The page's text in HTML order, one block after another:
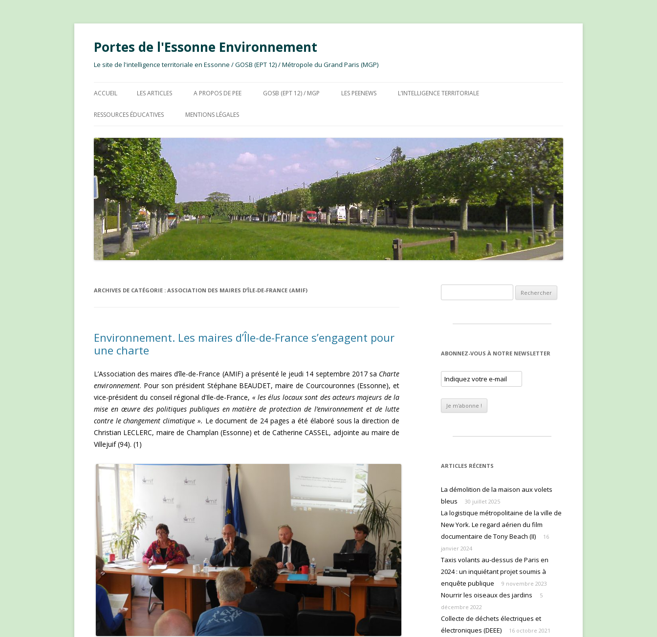
Portes de l'Essonne Environnement
Le site de l'intelligence territoriale en Essonne / GOSB (EPT 12) / Métropole du Grand Paris (MGP)
ACCUEIL LES ARTICLES A PROPOS DE PEE GOSB (EPT 12) / MGP LES PEENEWS L’INTELLIGENCE TERRITORIALE
RESSOURCES ÉDUCATIVES MENTIONS LÉGALES
ARCHIVES DE CATÉGORIE : ASSOCIATION DES MAIRES D’ÎLE-DE-FRANCE (AMIF)
Environnement. Les maires d’Île-de-France s’engagent pour
une charte
L’Association des maires d’île-de-France (AMIF) a présenté le jeudi 14 septembre 2017 sa Charte
environnement. Pour son président Stéphane BEAUDET, maire de Courcouronnes (Essonne), et
vice-président du conseil régional d’Ile-de-France, « les élus locaux sont des acteurs majeurs de la
mise en œuvre des politiques publiques en matière de protection de l’environnement et de lutte
contre le changement climatique ». Le document de 24 pages a été élaboré sous la direction de
Christian LECLERC, maire de Champlan (Essonne) et de Catherine CASSEL, adjointe au maire de
Villejuif (94). (1)
ABONNEZ-VOUS À NOTRE NEWSLETTER
ARTICLES RÉCENTS
La démolition de la maison aux volets
bleus
30 juillet 2025
La logistique métropolitaine de la ville de
New York. Le regard aérien du film
documentaire de Tony Beach (II)
16
janvier 2024
Taxis volants au-dessus de Paris en
2024 : un inquiétant projet soumis à
enquête publique
9 novembre 2023
Nourrir les oiseaux des jardins
5
décembre 2022
Collecte de déchets électriques et
électroniques (DEEE)
16 octobre 2021